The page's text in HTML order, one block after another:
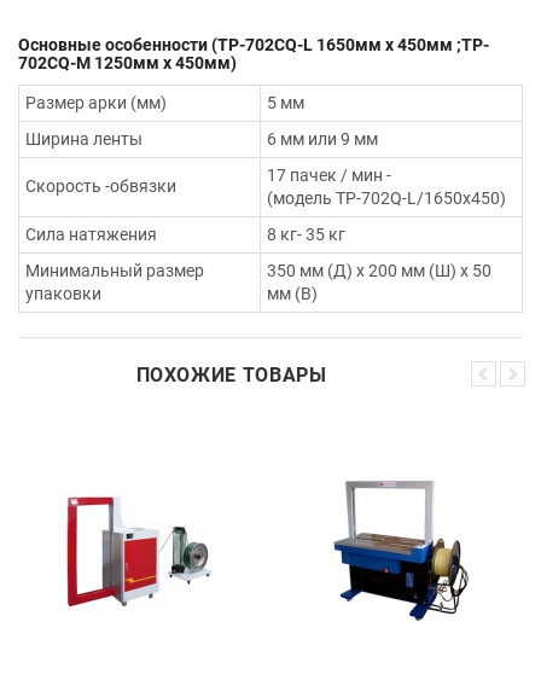
Основные особенности (TP-702CQ-L 1650мм x 450мм ;TP-
702CQ-М 1250мм x 450мм)
Размер арки (мм)
5 мм
Ширина ленты
6 мм или 9 мм
Скорость -обвязки
17 пачек / мин -
(модель TP-702Q-L/1650x450)
Сила натяжения
8 кг- 35 кг
Минимальный размер
упаковки
350 мм (Д) х 200 мм (Ш) х 50
мм (В)
ПОХОЖИЕ ТОВАРЫ